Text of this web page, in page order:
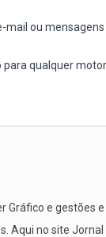
mail ou
qualquer
Gráfico e gestões
Aqui no site